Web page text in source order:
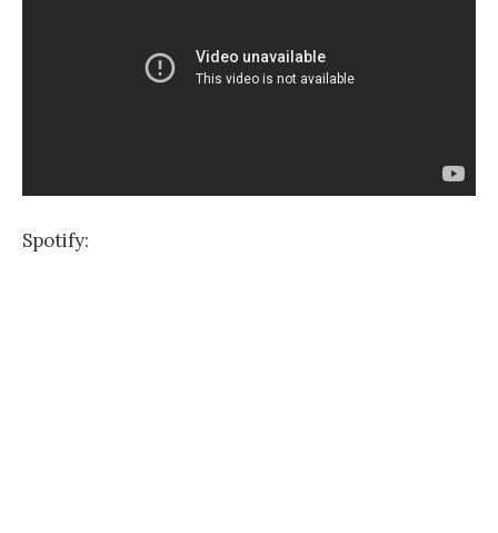
Spotify: